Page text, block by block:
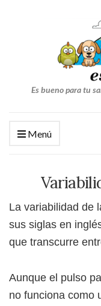
Es bueno para tu
Menú
La variabilidad de
sus siglas en
que transcurre
Aunque el pulso
no funciona como